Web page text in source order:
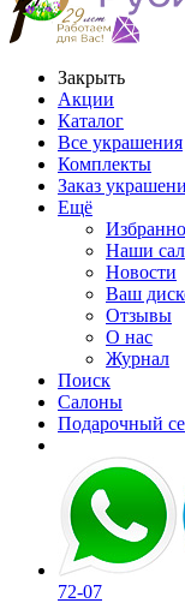
Закрыть
Акции
Каталог
Все украшения
Комплекты
Заказ
Ещё
Наши
Новости
Ваш
Отзывы
О нас
Журнал
Поиск
Салоны
Подарочный
72-07